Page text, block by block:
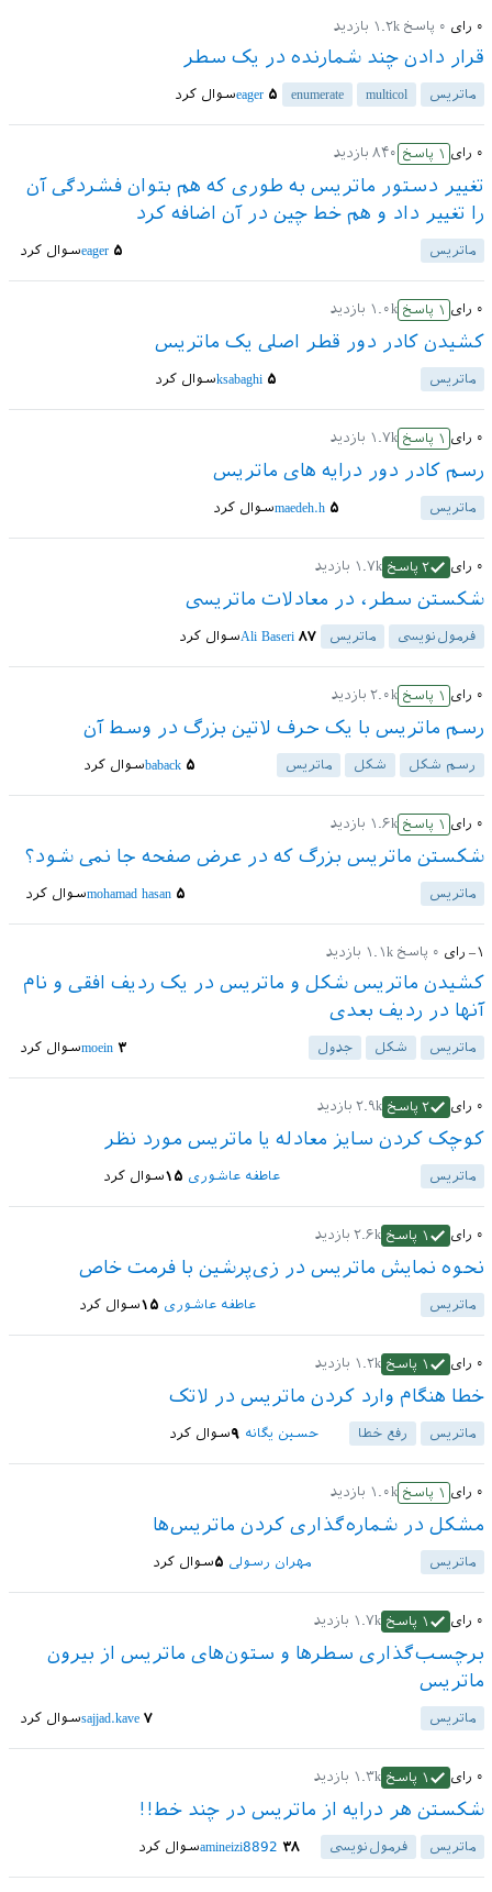
۰ رای ۰ پاسخ ۱.۲k بازدید
قرار دادن چند شمارنده در یک سطر
ماتریس multicol
enumerate سوال کردeager ۵
۰ رای ۱ پاسخ ۸۴۰ بازدید
تغییر دستور ماتریس به طوری که هم بتوان فشردگی آن
را تغییر داد و هم خط چین در آن اضافه کرد
ماتریس سوال کردeager ۵
۰ رای ۱ پاسخ ۱.۰k بازدید
کشیدن کادر دور قطر اصلی یک ماتریس
ماتریس سوال کردksabaghi ۵
۰ رای ۱ پاسخ ۱.۷k بازدید
رسم کادر دور درایه های ماتریس
ماتریس سوال کردmaedeh.h ۵
۰ رای ۲ پاسخ ۱.۷k بازدید
شکستن سطر، در معادلات ماتریسی
فرمول‌نویسی ماتریس سوال کردAli Baseri ۸۷
۰ رای ۱ پاسخ ۲.۰k بازدید
رسم ماتریس با یک حرف لاتین بزرگ در وسط آن
رسم شکل شکل ماتریس سوال کردbaback ۵
۰ رای ۱ پاسخ ۱.۶k بازدید
شکستن ماتریس بزرگ که در عرض صفحه جا نمی شود؟
ماتریس سوال کردmohamad hasan ۵
–۱ رای ۰ پاسخ ۱.۱k بازدید
کشیدن ماتریس شکل و ماتریس در یک ردیف افقی و نام
آنها در ردیف بعدی
ماتریس شکل جدول سوال کردmoein ۳
۰ رای ۲ پاسخ ۲.۹k بازدید
کوچک کردن سایز معادله یا ماتریس مورد نظر
ماتریس سوال کرد عاطفه عاشوری ۱۵
۰ رای ۱ پاسخ ۲.۶k بازدید
نحوه نمایش ماتریس در زی‌پرشین با فرمت خاص
ماتریس سوال کرد عاطفه عاشوری ۱۵
۰ رای ۱ پاسخ ۱.۲k بازدید
خطا هنگام وارد کردن ماتریس در لاتک
ماتریس رفع خطا سوال کرد حسین یگانه ۹
۰ رای ۱ پاسخ ۱.۰k بازدید
مشکل در شماره‌گذاری کردن ماتریس‌ها
ماتریس سوال کرد مهران رسولی ۵
۰ رای ۱ پاسخ ۱.۷k بازدید
برچسب‌گذاری سطرها و ستون‌های ماتریس از بیرون
ماتریس
ماتریس سوال کردsajjad.kave ۷
۰ رای ۱ پاسخ ۱.۳k بازدید
شکستن هر درایه از ماتریس در چند خط!!
ماتریس فرمول‌نویسی سوال کردamineizi8892 ۳۸